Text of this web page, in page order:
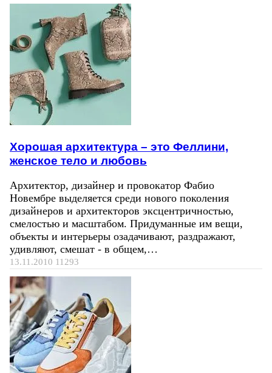
Хорошая архитектура – это Феллини,
женское тело и любовь
Архитектор, дизайнер и провокатор Фабио
Новембре выделяется среди нового поколения
дизайнеров и архитекторов эксцентричностью,
смелостью и масштабом. Придуманные им вещи,
объекты и интерьеры озадачивают, раздражают,
удивляют, смешат - в общем,…
13.11.2010 11293